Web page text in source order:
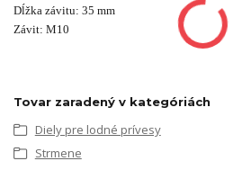
Dĺžka závitu: 35 mm
Závit: M10
Tovar zaradený v kategóriách
Diely pre lodné prívesy
Strmene